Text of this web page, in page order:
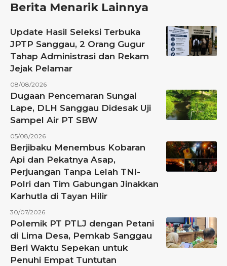
Berita Menarik Lainnya
Update Hasil Seleksi Terbuka
JPTP Sanggau, 2 Orang Gugur
Tahap Administrasi dan Rekam
Jejak Pelamar
08/08/2026
Dugaan Pencemaran Sungai
Lape, DLH Sanggau Didesak Uji
Sampel Air PT SBW
05/08/2026
Berjibaku Menembus Kobaran
Api dan Pekatnya Asap,
Perjuangan Tanpa Lelah TNI-
Polri dan Tim Gabungan Jinakkan
Karhutla di Tayan Hilir
30/07/2026
Polemik PT PTLJ dengan Petani
di Lima Desa, Pemkab Sanggau
Beri Waktu Sepekan untuk
Penuhi Empat Tuntutan